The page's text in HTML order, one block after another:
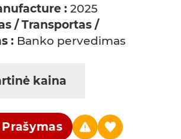
: 2025
/ Transportas /
: Banko pervedimas
kaina
Prašymas